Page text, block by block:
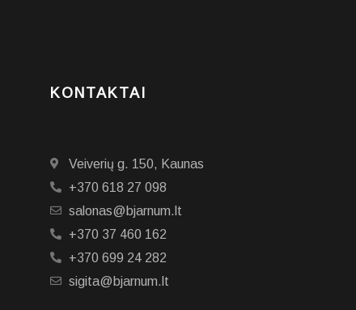
KONTAKTAI
Veiverių g. 150, Kaunas
+370 618 27 098
salonas@bjarnum.lt
+370 37 460 162
+370 699 24 282
sigita@bjarnum.lt